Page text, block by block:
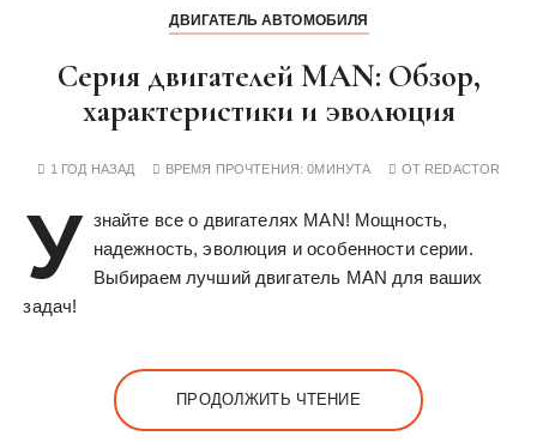
ДВИГАТЕЛЬ АВТОМОБИЛЯ
Серия двигателей MAN: Обзор,
характеристики и эволюция
1 ГОД НАЗАД ВРЕМЯ ПРОЧТЕНИЯ:0МИНУТА ОТ REDACTOR
У знайте все о двигателях MAN! Мощность,
надежность, эволюция и особенности серии.
Выбираем лучший двигатель MAN для ваших
задач!
ПРОДОЛЖИТЬ ЧТЕНИЕ